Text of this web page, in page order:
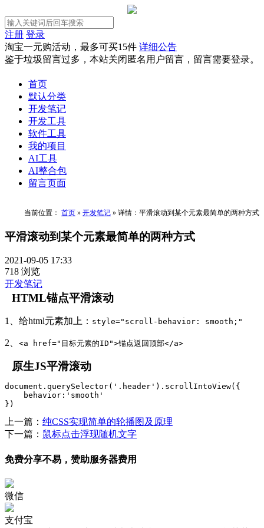
注册 登录
淘宝一元购活动，最多可买15件 详细公告
鉴于垃圾留言过多，本站关闭匿名用户留言，留言需要登录。
首页
默认分类
开发笔记
开发工具
软件工具
我的项目
AI工具
AI整合包
留言页面
当前位置： 首页 » 开发笔记 » 详情：平滑滚动到某个元素最简单的两种方式
平滑滚动到某个元素最简单的两种方式
2021-09-05 17:33
718 浏览
开发笔记
HTML锚点平滑滚动
1、给html元素加上： style="scroll-behavior: smooth;"
2、 <a href="目标元素的ID">锚点返回顶部</a>
原生JS平滑滚动
document.querySelector('.header').scrollIntoView({
    behavior:'smooth'
})
上一篇： 纯CSS实现简单的轮播图及原理
下一篇： 鼠标点击浮现随机文字
免费分享不易，赞助服务器费用
微信
支付宝